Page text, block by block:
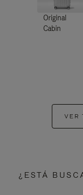
Original
Cabin
VER
¿ESTÁ